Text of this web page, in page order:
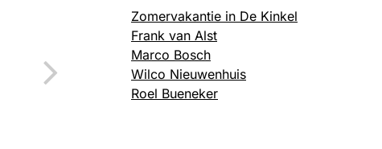
Zomervakantie in De Kinkel
Frank van Alst
Marco Bosch
Wilco Nieuwenhuis
Roel Bueneker